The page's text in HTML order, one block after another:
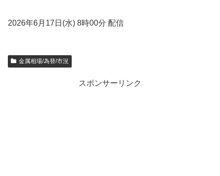
2026年6月17日(水) 8時00分 配信
金属相場/為替/市況
スポンサーリンク